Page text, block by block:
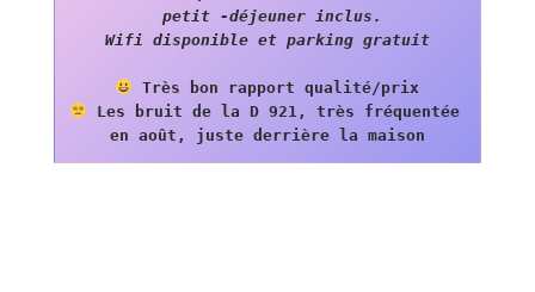
Wifi disponible et parking gratuit
Les bruit de la D 921, très fréquentée
en août, juste derrière la maison